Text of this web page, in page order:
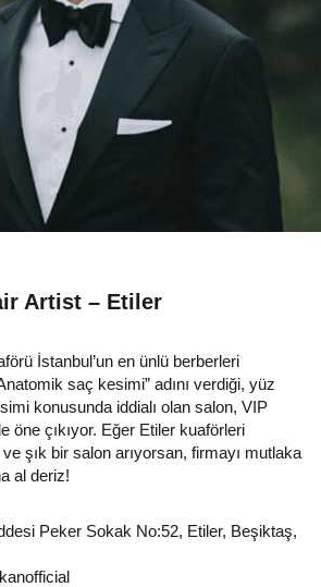
Artist – Etiler
İstanbul’un en ünlü berberleri
saç kesimi” adını verdiği, yüz
konusunda iddialı olan salon, VIP
öne çıkıyor. Eğer Etiler kuaförleri
şık bir salon arıyorsan, firmayı mutlaka
al deriz!
Peker Sokak No:52, Etiler, Beşiktaş,